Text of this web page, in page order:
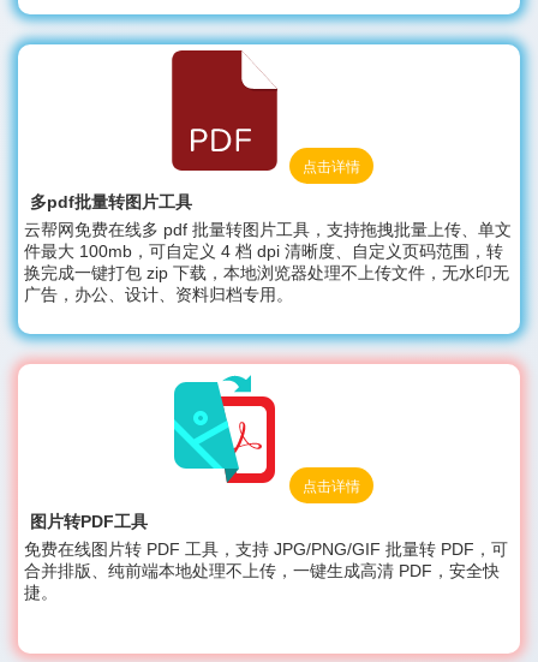
点击详情
多pdf批量转图片工具
云帮网免费在线多 pdf 批量转图片工具，支持拖拽批量上传、单文
件最大 100mb，可自定义 4 档 dpi 清晰度、自定义页码范围，转
换完成一键打包 zip 下载，本地浏览器处理不上传文件，无水印无
广告，办公、设计、资料归档专用。
点击详情
图片转PDF工具
免费在线图片转 PDF 工具，支持 JPG/PNG/GIF 批量转 PDF，可
合并排版、纯前端本地处理不上传，一键生成高清 PDF，安全快
捷。